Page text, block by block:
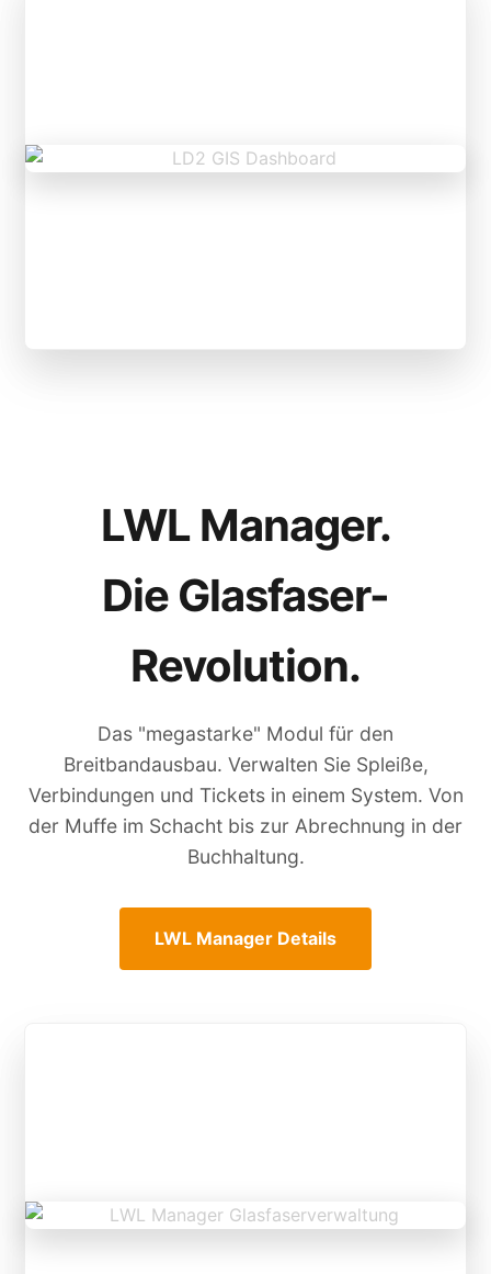
LWL Manager.
Die Glasfaser-
Revolution.
Das "megastarke" Modul für den
Breitbandausbau. Verwalten Sie Spleiße,
Verbindungen und Tickets in einem System. Von
der Muffe im Schacht bis zur Abrechnung in der
Buchhaltung.
LWL Manager Details